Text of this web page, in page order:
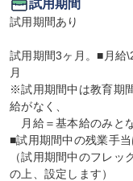
試用期間
試用期間あり
試用期間3ヶ月。■月給
月
※試用期間中は教育期
給がなく、
月給＝基本給のみと
■試用期間中の残業手
（試用期間中のフレ
の上、設定します）